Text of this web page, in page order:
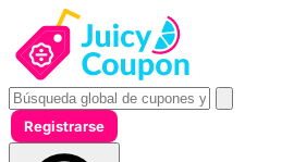
Registrarse